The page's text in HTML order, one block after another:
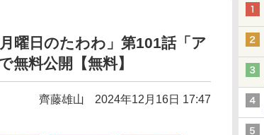
日のたわわ」第101話「ア
無料公開【無料】
齊藤雄山 2024年12月16日 17:47